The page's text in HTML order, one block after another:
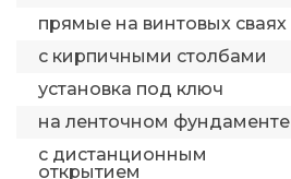
прямые на винтовых сваях
с кирпичными столбами
установка под ключ
на ленточном фундаменте
с дистанционным
открытием